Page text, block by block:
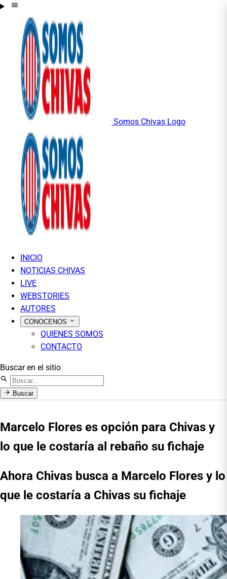
Somos Chivas Logo
INICIO
NOTICIAS CHIVAS
LIVE
WEBSTORIES
AUTORES
CONOCENOS
QUIENES SOMOS
CONTACTO
Buscar en el sitio
Buscar
Marcelo Flores es opción para Chivas y
lo que le costaría al rebaño su fichaje
Ahora Chivas busca a Marcelo Flores y lo
que le costaría a Chivas su fichaje